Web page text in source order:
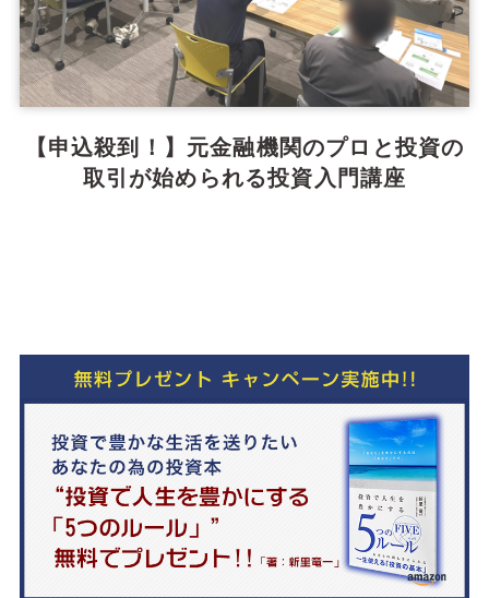
【申込殺到！】元金融機関のプロと投資の
取引が始められる投資入門講座